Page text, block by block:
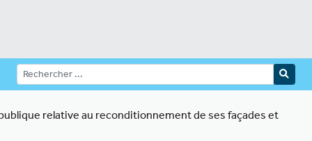
relative au reconditionnement de ses façades et